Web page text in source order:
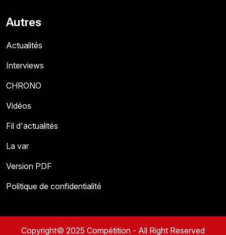
Autres
Actualités
Interviews
CHRONO
Vidéos
Fil d'actualités
La var
Version PDF
Politique de confidentialité
Copyright© 2025 Compétition - All Right Reserved